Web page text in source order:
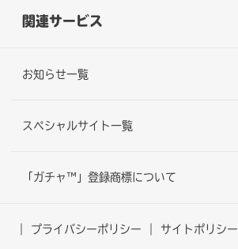
関連サービス
お知らせ一覧
スペシャルサイト一覧
「ガチャ™」登録商標について
プライバシーポリシー サイトポリシー